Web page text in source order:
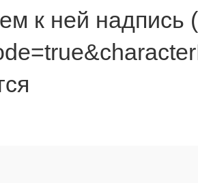
к ней надпись